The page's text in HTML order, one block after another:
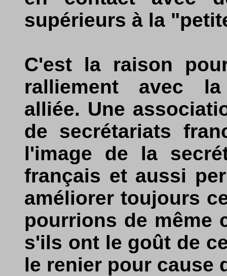
supérieurs à la
C'est la raison
ralliement avec
alliée. Une
de secrétariats
l'image de la
français et aussi
améliorer toujours
pourrions de même
s'ils ont le goût de
le renier pour cause